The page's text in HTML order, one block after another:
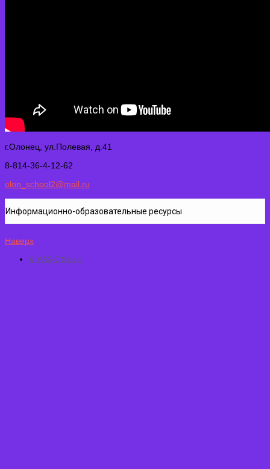
г.Олонец, ул.Полевая, д.41
8-814-36-4-12-62
olon_school2@mail.ru
Информационно-образовательные ресурсы
Наверх
© MAGIC Studio